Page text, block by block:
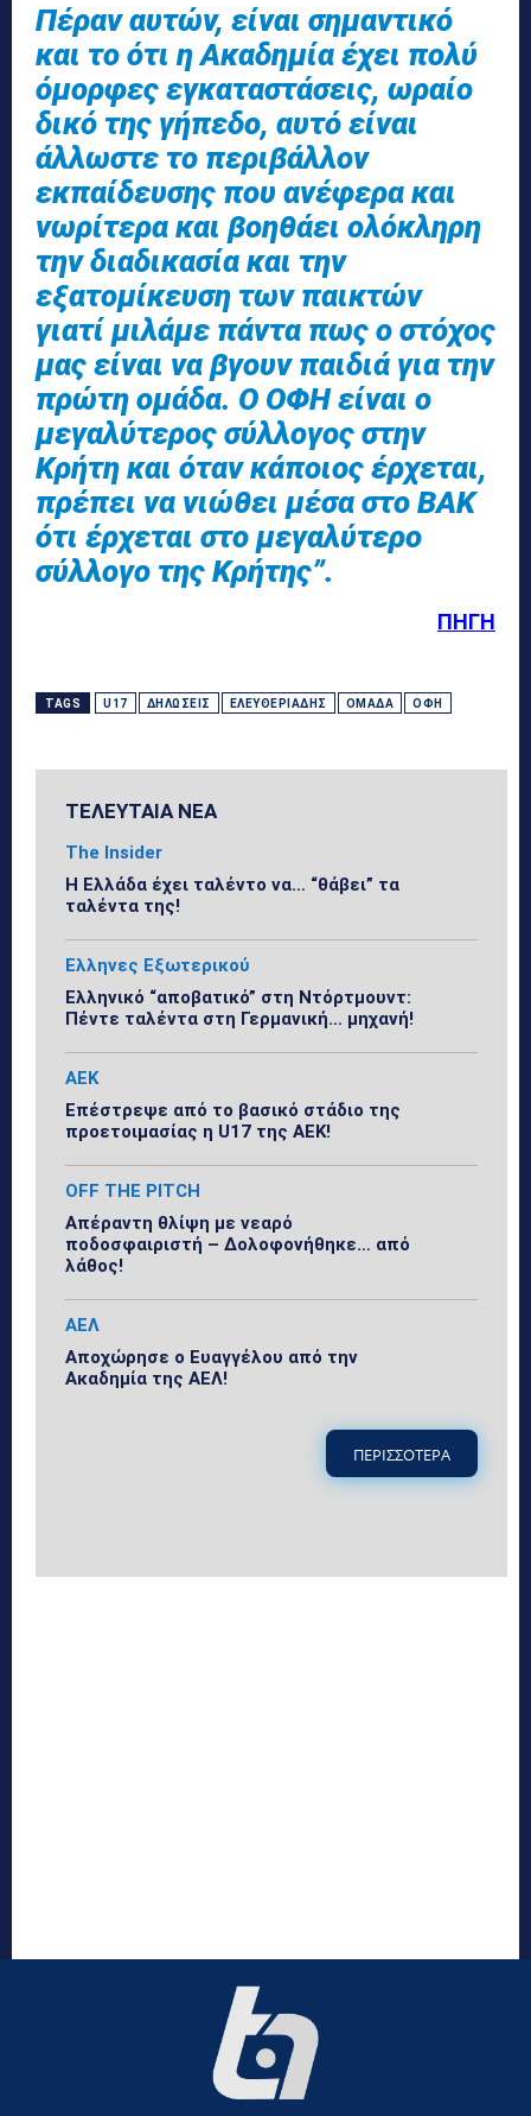
Πέραν αυτών, είναι σημαντικό
και το ότι η Ακαδημία έχει πολύ
όμορφες εγκαταστάσεις, ωραίο
δικό της γήπεδο, αυτό είναι
άλλωστε το περιβάλλον
εκπαίδευσης που ανέφερα και
νωρίτερα και βοηθάει ολόκληρη
την διαδικασία και την
εξατομίκευση των παικτών
γιατί μιλάμε πάντα πως ο στόχος
μας είναι να βγουν παιδιά για την
πρώτη ομάδα. Ο ΟΦΗ είναι ο
μεγαλύτερος σύλλογος στην
Κρήτη και όταν κάποιος έρχεται,
πρέπει να νιώθει μέσα στο ΒΑΚ
ότι έρχεται στο μεγαλύτερο
σύλλογο της Κρήτης”.
ΠΗΓΗ
TAGS U17 ΔΗΛΏΣΕΙΣ ΕΛΕΥΘΕΡΙΆΔΗΣ ΟΜΆΔΑ ΟΦΗ
ΤΕΛΕΥΤΑΙΑ ΝΕΑ
The Insider
Η Ελλάδα έχει ταλέντο να… “θάβει” τα
ταλέντα της!
Ελληνες Εξωτερικού
Ελληνικό “αποβατικό” στη Ντόρτμουντ:
Πέντε ταλέντα στη Γερμανική… μηχανή!
ΑΕΚ
Επέστρεψε από το βασικό στάδιο της
προετοιμασίας η U17 της ΑΕΚ!
OFF THE PITCH
Απέραντη θλίψη με νεαρό
ποδοσφαιριστή – Δολοφονήθηκε… από
λάθος!
ΑΕΛ
Αποχώρησε ο Ευαγγέλου από την
Ακαδημία της ΑΕΛ!
ΠΕΡΙΣΣΟΤΕΡΑ